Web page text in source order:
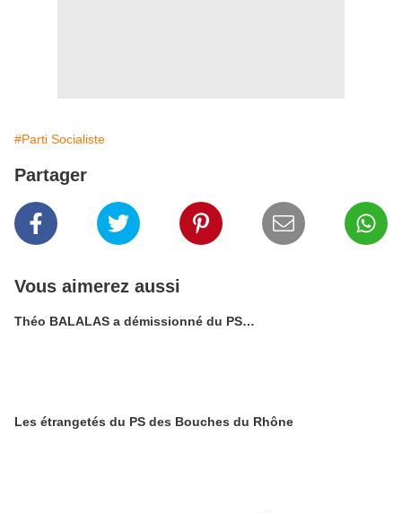
#Parti Socialiste
Partager
Vous aimerez aussi
Théo BALALAS a démissionné du PS…
Les étrangetés du PS des Bouches du Rhône